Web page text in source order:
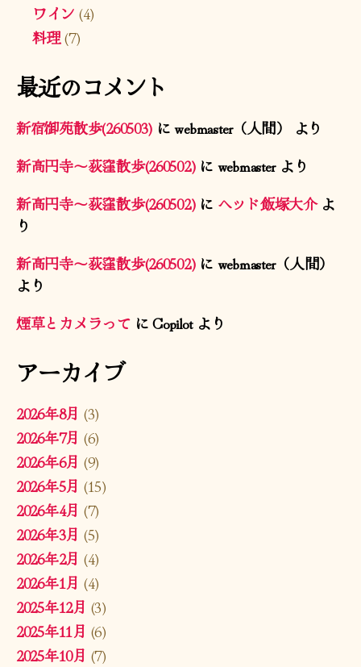
ワイン (4)
料理(7)
最近のコメント
新宿御苑散歩(260503) にwebmaster（人間）
より
新高円寺〜荻窪散歩(260502)に webmasterより
新高円寺〜荻窪散歩(260502)に ヘッド飯塚大介よ
り
新高円寺〜荻窪散歩(260502)に webmaster（人間）
より
煙草とカメラってにCopilotより
アーカイブ
2026年8月 (3)
2026年7月 (6)
2026年6月 (9)
2026年5月 (15)
2026年4月 (7)
2026年3月 (5)
2026年2月 (4)
2026年1月 (4)
2025年12月 (3)
2025年11月 (6)
2025年10月 (7)